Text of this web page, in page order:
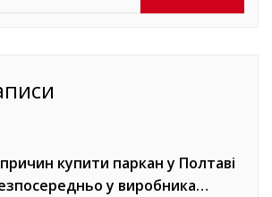
купити паркан у Полтаві
у виробника